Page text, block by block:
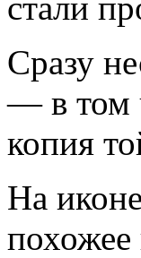
Сразу
— в том
копия
На
похожее